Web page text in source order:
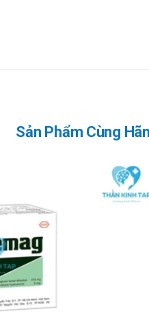
website: thankinhtap.comhoặc
Sản Phẩm Cùng